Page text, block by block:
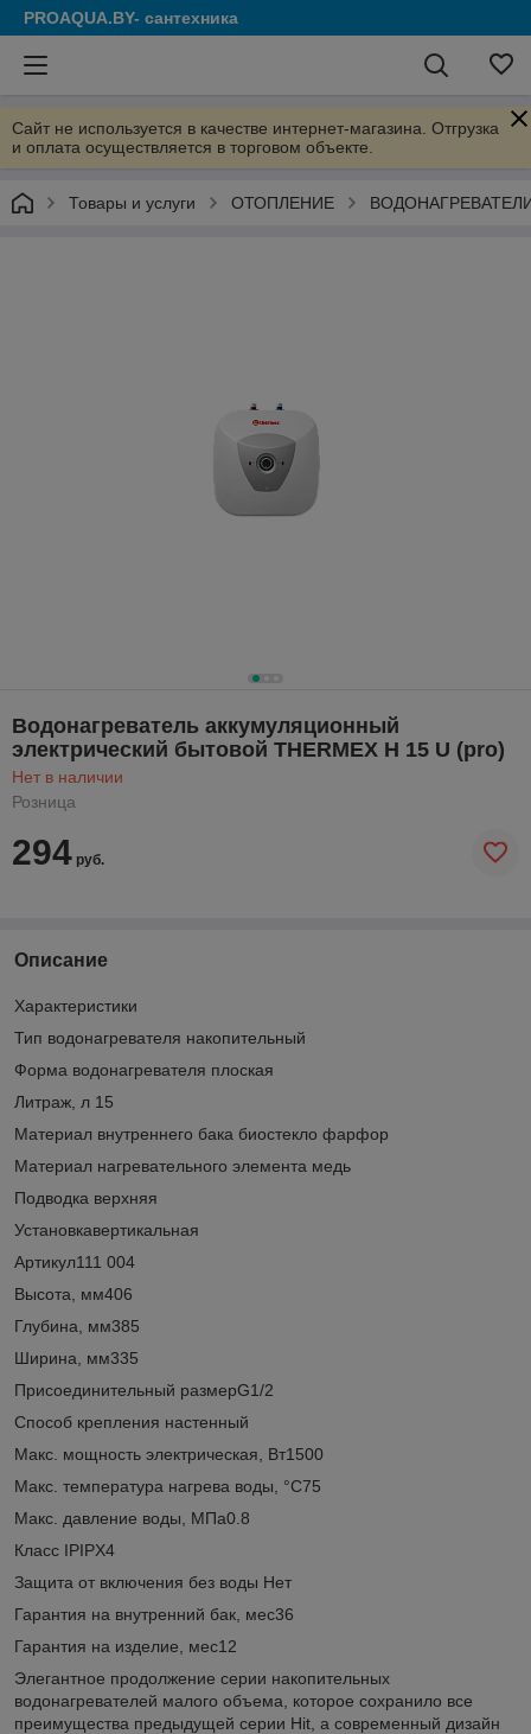
PROAQUA.BY- сантехника
Сайт не используется в качестве интернет-магазина. Отгрузка
и оплата осуществляется в торговом объекте.
Товары и услуги ОТОПЛЕНИЕ
Водонагреватель аккумуляционный
электрический бытовой THERMEX H 15 U (pro)
Нет в наличии
Розница
294 руб.
Описание
Характеристики
Тип водонагревателя накопительный
Форма водонагревателя плоская
Литраж, л 15
Материал внутреннего бака биостекло фарфор
Материал нагревательного элемента медь
Подводка верхняя
Установкавертикальная
Артикул111 004
Высота, мм406
Глубина, мм385
Ширина, мм335
Присоединительный размерG1/2
Способ крепления настенный
Макс. мощность электрическая, Вт1500
Макс. температура нагрева воды, °С75
Макс. давление воды, МПа0.8
Класс IPIPX4
Защита от включения без воды Нет
Гарантия на внутренний бак, мес36
Гарантия на изделие, мес12
Элегантное продолжение серии накопительных
водонагревателей малого объема, которое сохранило все
преимущества предыдущей серии Hit, а современный дизайн